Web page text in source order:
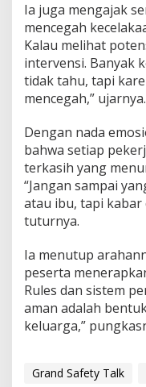
Ia juga mengajak
mencegah
Kalau melihat
intervensi. Banyak
tidak tahu, tapi
mencegah,” ujarnya.
Dengan nada
bahwa setiap
terkasih yang
“Jangan sampai
atau ibu, tapi kabar
tuturnya.
Ia menutup
peserta
Rules dan sistem
aman adalah
keluarga,”
Grand Safety Talk